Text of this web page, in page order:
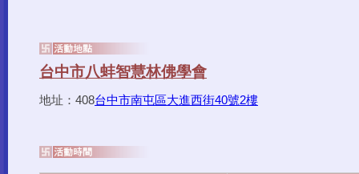
地址：408台中市南屯區大進西街40號2樓